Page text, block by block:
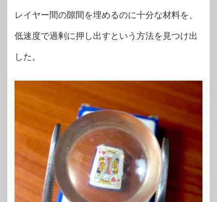
レイヤー間の隙間を埋めるのに十分な材料を、
低速度で過剰に押し出すという方法を見つけ出
した。